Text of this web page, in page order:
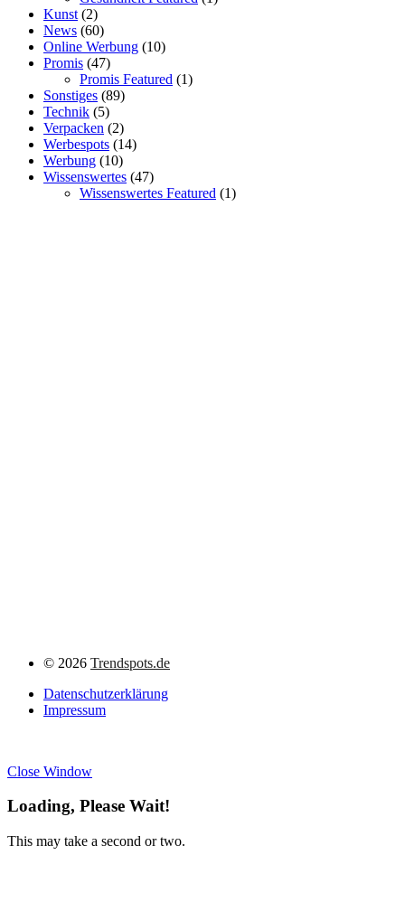
Kunst (2)
News (60)
Online Werbung (10)
Promis (47)
Promis Featured (1)
Sonstiges (89)
Technik (5)
Verpacken (2)
Werbespots (14)
Werbung (10)
Wissenswertes (47)
Wissenswertes Featured (1)
© 2026 Trendspots.de
Datenschutzerklärung
Impressum
Close Window
Loading, Please Wait!
This may take a second or two.